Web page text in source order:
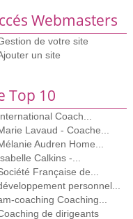
Webmasters
de votre site
un site
Top 10
Coach...
Lavaud - Coache...
Audren Home...
Calkins -...
Française de...
personnel...
coaching Coaching...
de dirigeants